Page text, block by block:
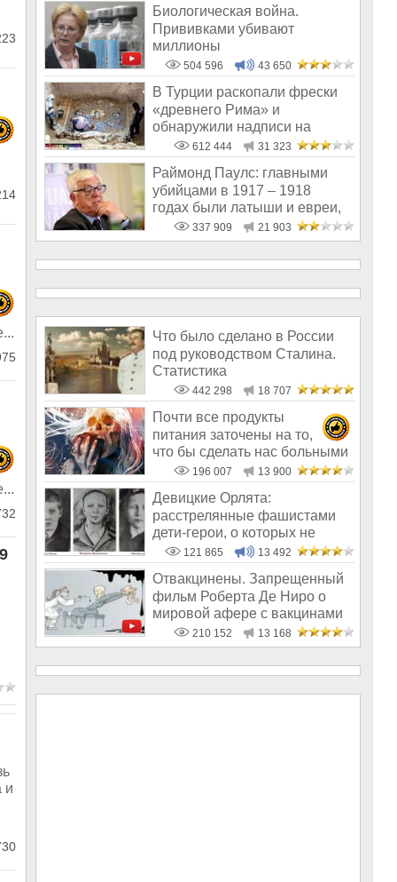
и
Биологическая война.
Прививками убивают
миллионы
504 596 43 650
В Турции раскопали фрески
«древнего Рима» и
обнаружили надписи на
Русском!612 444 31 323
Раймонд Паулс: главными
убийцами в 1917 – 1918
годах были латыши и евреи,
а не русс337 909 21 903
Что было сделано в России
под руководством Сталина.
Статистика
442 298 18 707
Почти все продукты
питания заточены на то,
что бы сделать нас больными
и бесплодным
196 007 13 900
Девицкие Орлята:
расстрелянные фашистами
дети-герои, о которых не
рассказывают в шк
121 865 13 492
Отвакцинены. Запрещенный
фильм Роберта Де Ниро о
мировой афере с вакцинами
210 152 13 168